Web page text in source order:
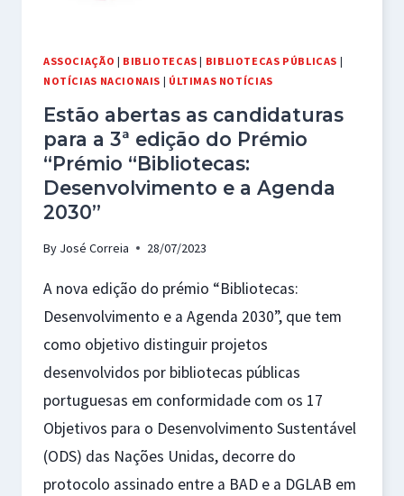
ASSOCIAÇÃO | BIBLIOTECAS | BIBLIOTECAS PÚBLICAS |
NOTÍCIAS NACIONAIS | ÚLTIMAS NOTÍCIAS
Estão abertas as candidaturas
para a 3ª edição do Prémio
“Prémio “Bibliotecas:
Desenvolvimento e a Agenda
2030”
By José Correia 28/07/2023
A nova edição do prémio “Bibliotecas:
Desenvolvimento e a Agenda 2030”, que tem
como objetivo distinguir projetos
desenvolvidos por bibliotecas públicas
portuguesas em conformidade com os 17
Objetivos para o Desenvolvimento Sustentável
(ODS) das Nações Unidas, decorre do
protocolo assinado entre a BAD e a DGLAB em